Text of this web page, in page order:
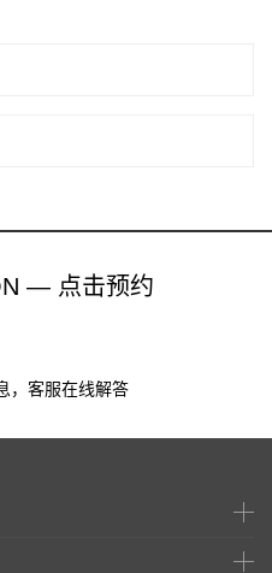
— 点击预约
，客服在线解答